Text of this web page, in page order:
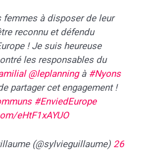
femmes à disposer de leur
reconnu et défendu
! Je suis heureuse
les responsables du
@leplanningà #Nyons
partager cet engagement !
#EnviedEurope
eHtF1xAYUO
(@sylvieguillaume) 26